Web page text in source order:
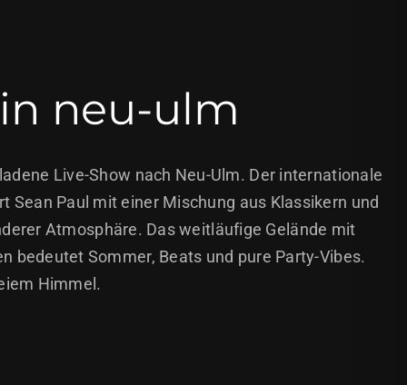
neu-ulm
Live-Show nach Neu-Ulm. Der internationale
Paul mit einer Mischung aus Klassikern und
Atmosphäre. Das weitläufige Gelände mit
bedeutet Sommer, Beats und pure Party-Vibes.
Himmel.